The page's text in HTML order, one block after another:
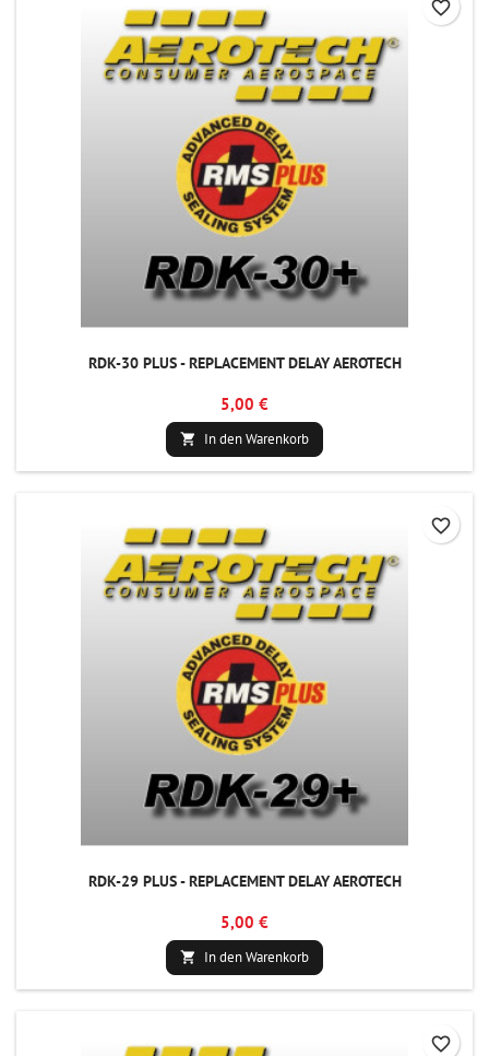
RDK-30 PLUS - REPLACEMENT DELAY AEROTECH
5,00 €
 In den Warenkorb
favorite_border
RDK-29 PLUS - REPLACEMENT DELAY AEROTECH
5,00 €
 In den Warenkorb
favorite_border
favorite_border